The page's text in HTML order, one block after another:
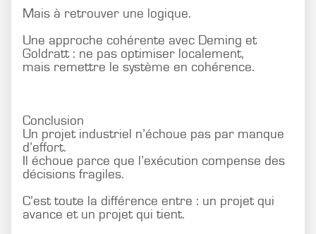
Mais à retrouver une logique.
Une approche cohérente avec Deming et
Goldratt : ne pas optimiser localement,
mais remettre le système en cohérence.
Conclusion
Un projet industriel n’échoue pas par manque
d’effort.
Il échoue parce que l’exécution compense des
décisions fragiles.
C’est toute la différence entre : un projet qui
avance et un projet qui tient.